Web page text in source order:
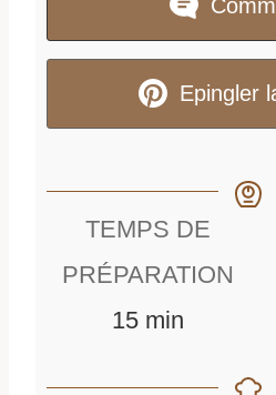
Epingler
TEMPS DE
PRÉPARATION
15mmin